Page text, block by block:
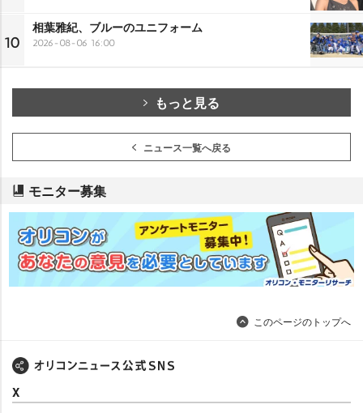
10
相葉雅紀、ブルーのユニフォーム
2026-08-06 16:00
もっと見る
ニュース一覧へ戻る
モニター募集
このページのトップへ
X